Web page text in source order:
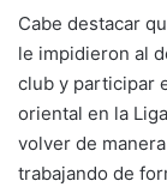
Cabe destacar
le impidieron al
club y participar
oriental en la
volver de
trabajando de